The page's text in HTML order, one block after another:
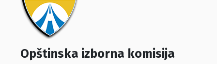
Opštinska izborna komisija